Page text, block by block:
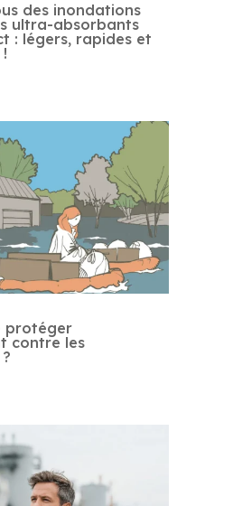
des inondations
ultra-absorbants
: légers, rapides et
protéger
contre les